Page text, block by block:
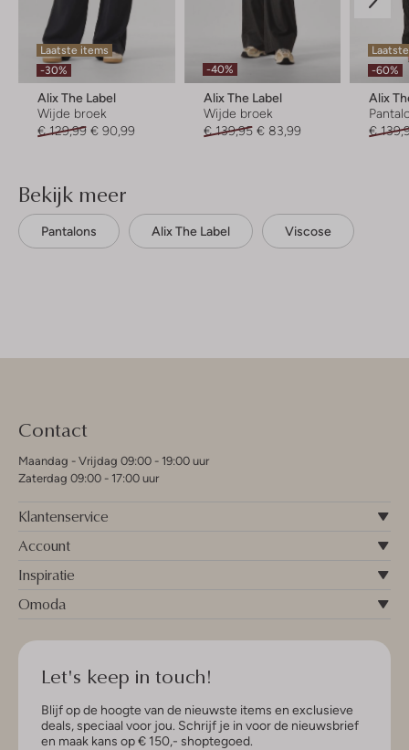
Laatste items
-30%
Alix The Label
Wijde broek
€ 129,99 € 90,99
-40%
Alix The Label
Wijde broek
€ 139,95 € 83,99
-60%
Alix
€
Bekijk meer
Pantalons Alix The Label Viscose
Contact
Maandag - Vrijdag 09:00 - 19:00 uur
Zaterdag 09:00 - 17:00 uur
Klantenservice
Account
Inspiratie
Omoda
Let's keep in touch!
Blijf op de hoogte van de nieuwste items en exclusieve
deals, speciaal voor jou. Schrijf je in voor de nieuwsbrief
en maak kans op € 150,- shoptegoed.